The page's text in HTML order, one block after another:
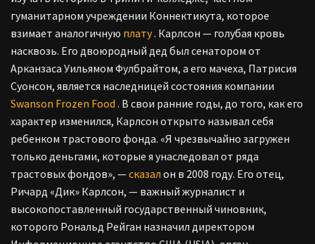
гуманитарном учреждении Коннектикута, которое
взимает аналогичную плату. Карлсон — голубая кровь
насквозь. Его двоюродный дед был сенатором от
Арканзаса Уильямом Фулбрайтом, а его мачеха, Патрисия
Суонсон, является наследницей состояния компании
Swanson Frozen Food . В свои ранние годы, до того, как его
характер изменился, Карлсон открыто называл себя
ребенком трастового фонда. «Я чрезвычайно загружен
только деньгами, которые я унаследовал от ряда
трастовых фондов», —сказал он в 2008 году. Его отец,
Ричард «Дик» Карлсон, — важный журналист и
высокопоставленный государственный чиновник,
которого Рональд Рейган назначил директором